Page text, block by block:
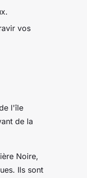
vos
l'île
de la
Noire,
Ils sont